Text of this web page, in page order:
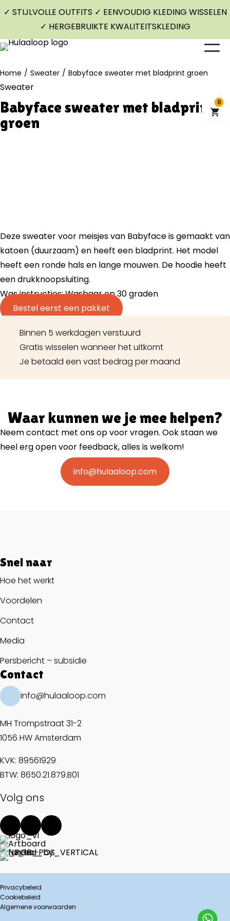
✓ STIJLVOLLE OUTFITS ✓ EENVOUDIG KLEDING WISSELEN
✓ HERGEBRUIKTE KWALITEITSKLEDING
Home / Sweater / Babyface sweater met bladprint groen
Sweater
Babyface sweater met bladprint
groen
Deze sweater voor meisjes van Babyface is gemaakt van
katoen (duurzaam) en heeft een bladprint. Het model
heeft een ronde hals en lange mouwen. De hoodie heeft
een drukknoopsluiting.
Was instructies: Wasbaar op 30 graden
Bestel eerst een pakket
Binnen 5 werkdagen verstuurd
Gratis wisselen wanneer het uitkomt
Je betaald een vast bedrag per maand
Waar kunnen we je mee helpen?
Neem contact met ons op voor vragen. Ook staan we
heel erg open voor feedback, alles is welkom!
info@hulaaloop.com
Snel naar
Hoe het werkt
Voordelen
Contact
Media
Persbericht – subsidie
Contact
info@hulaaloop.com
MH Trompstraat 31-2
1056 HW Amsterdam
KVK: 89561929
BTW: 8650.21.879.B01
Volg ons
Privacybeleid
Cookiebeleid
Algemene voorwaarden
0